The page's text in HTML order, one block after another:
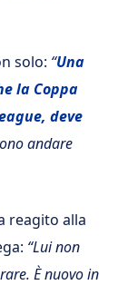
solo: “Una
la Coppa
deve
andare
reagito alla
“Lui non
È nuovo in